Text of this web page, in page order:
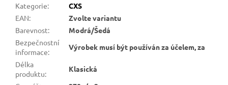
Kategorie:
CXS
EAN:
Zvolte variantu
Barevnost:
Modrá/Šedá
Bezpečnostní
informace:
Výrobek musí být používán za účelem, za
Délka
produktu:
Klasická